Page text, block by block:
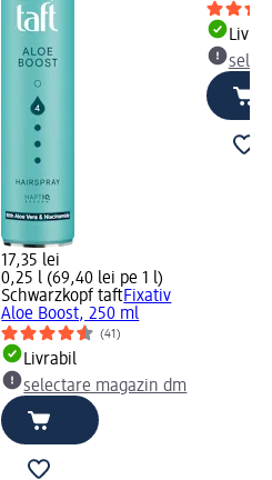
17,35 lei
0,25 l (69,40 lei pe 1 l)
Schwarzkopf taftFixativ
Aloe Boost, 250 ml
(41)
Livrabil
selectare magazin dm